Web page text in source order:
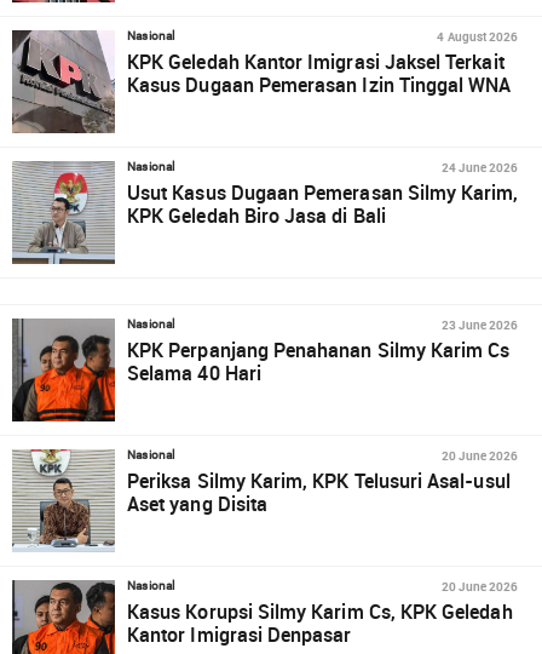
Nasional 4 August 2026
KPK Geledah Kantor Imigrasi Jaksel Terkait
Kasus Dugaan Pemerasan Izin Tinggal WNA
Nasional 24 June 2026
Usut Kasus Dugaan Pemerasan Silmy Karim,
KPK Geledah Biro Jasa di Bali
Nasional 23 June 2026
KPK Perpanjang Penahanan Silmy Karim Cs
Selama 40 Hari
Nasional 20 June 2026
Periksa Silmy Karim, KPK Telusuri Asal-usul
Aset yang Disita
Nasional 20 June 2026
Kasus Korupsi Silmy Karim Cs, KPK Geledah
Kantor Imigrasi Denpasar